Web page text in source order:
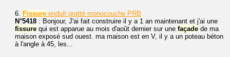
6. Fissure enduit gratté monocouche PRB
N°5418 : Bonjour, J'ai fait construire il y a 1 an maintenant et j'ai une
fissure qui est apparue au mois d'août dernier sur une façade de ma
maison exposé sud ouest. ma maison est en V, il y a un poteau béton
à l'angle à 45, les...